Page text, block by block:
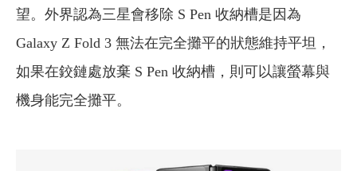
望。外界認為三星會移除 S Pen 收納槽是因為
Galaxy Z Fold 3 無法在完全攤平的狀態維持平坦，
如果在鉸鏈處放棄 S Pen 收納槽，則可以讓螢幕與
機身能完全攤平。